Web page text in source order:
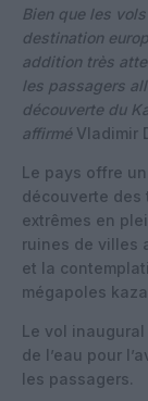
Bien que les
destination
addition très
les passagers
découverte du
affirmé Vladimir
Le pays offre
découverte des
extrêmes en
ruines de villes
et la
mégapoles
Le vol
de l’eau pour
les passagers.